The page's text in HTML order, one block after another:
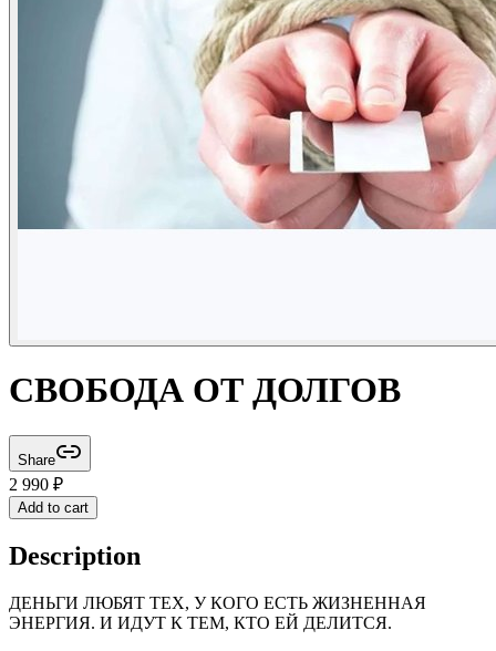
СВОБОДА ОТ ДОЛГОВ
Share
2 990 ₽
Add to cart
Description
ДЕНЬГИ ЛЮБЯТ ТЕХ, У КОГО ЕСТЬ ЖИЗНЕННАЯ
ЭНЕРГИЯ. И ИДУТ К ТЕМ, КТО ЕЙ ДЕЛИТСЯ.